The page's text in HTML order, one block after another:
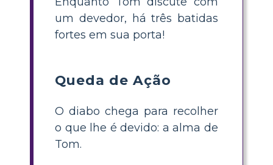
um devedor, há três batidas
fortes em sua porta!
Queda de Ação
O diabo chega para recolher
o que lhe é devido: a alma de
Tom.